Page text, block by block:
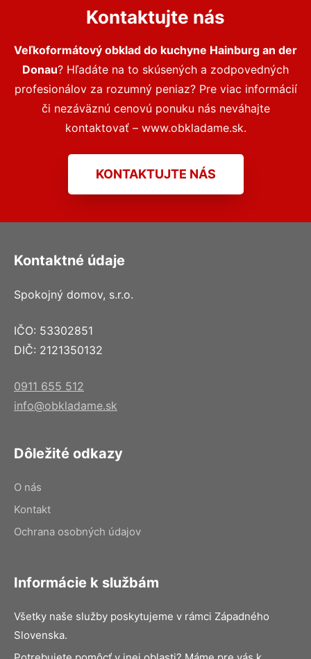
Kontaktujte nás
Veľkoformátový obklad do kuchyne Hainburg an der
Donau? Hľadáte na to skúsených a zodpovedných
profesionálov za rozumný peniaz? Pre viac informácií
či nezáväznú cenovú ponuku nás neváhajte
kontaktovať – www.obkladame.sk.
KONTAKTUJTE NÁS
Kontaktné údaje
Spokojný domov, s.r.o.
IČO: 53302851
DIČ: 2121350132
0911 655 512
info@obkladame.sk
Dôležité odkazy
O nás
Kontakt
Ochrana osobných údajov
Informácie k službám
Všetky naše služby poskytujeme v rámci Západného
Slovenska.